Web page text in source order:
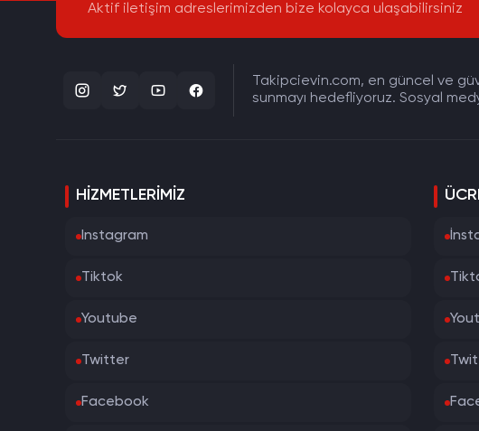
Aktif iletişim adreslerimizden bize kolayca ulaşabilirsiniz
Takipcievin.com, en güncel ve
sunmayı hedefliyoruz. Sosyal
HIZMETLERIMIZ
Instagram
Tiktok
Youtube
Twitter
Facebook